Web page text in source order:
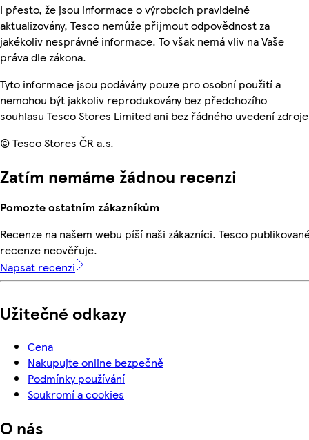
I přesto, že jsou informace o výrobcích pravidelně
aktualizovány, Tesco nemůže přijmout odpovědnost za
jakékoliv nesprávné informace. To však nemá vliv na Vaše
práva dle zákona.
Tyto informace jsou podávány pouze pro osobní použití a
nemohou být jakkoliv reprodukovány bez předchozího
souhlasu Tesco Stores Limited ani bez řádného uvedení
© Tesco Stores ČR a.s.
Zatím nemáme žádnou recenzi
Pomozte ostatním zákazníkům
Recenze na našem webu píší naši zákazníci. Tesco
recenze neověřuje.
Napsat recenzi
Užitečné odkazy
Cena
Nakupujte online bezpečně
Podmínky používání
Soukromí a cookies
O nás